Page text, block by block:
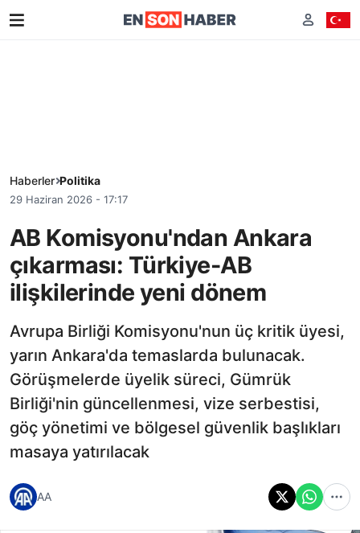
Haberler Politika
29 Haziran 2026 - 17:17
AB Komisyonu'ndan Ankara
çıkarması: Türkiye-AB
ilişkilerinde yeni dönem
Avrupa Birliği Komisyonu'nun üç kritik üyesi,
yarın Ankara'da temaslarda bulunacak.
Görüşmelerde üyelik süreci, Gümrük
Birliği'nin güncellenmesi, vize serbestisi,
göç yönetimi ve bölgesel güvenlik başlıkları
masaya yatırılacak
AA